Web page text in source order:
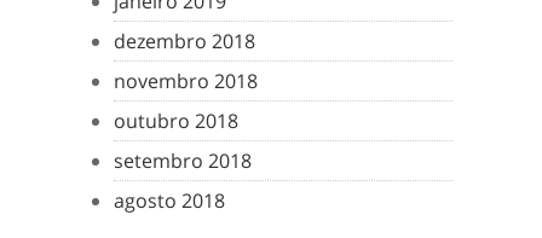
dezembro 2018
novembro 2018
outubro 2018
setembro 2018
agosto 2018